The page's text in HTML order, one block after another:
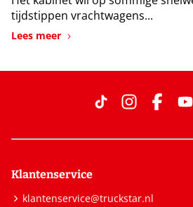
tijdstippen vrachtwagens...
Lees meer
Klantenservice
klantenservice@truckstar.nl